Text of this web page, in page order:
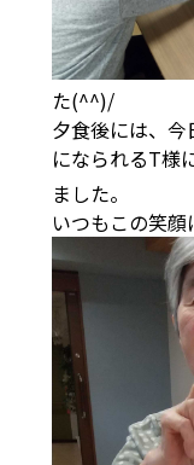
た(^^)/
夕食後には、
になられるT様
ました。
いつもこの笑顔